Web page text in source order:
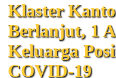
Klaster
Berlanjut, 1
Keluarga
COVID-19